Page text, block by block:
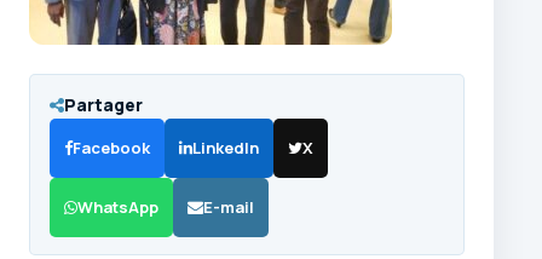
Partager
Facebook LinkedIn X
WhatsApp E-mail